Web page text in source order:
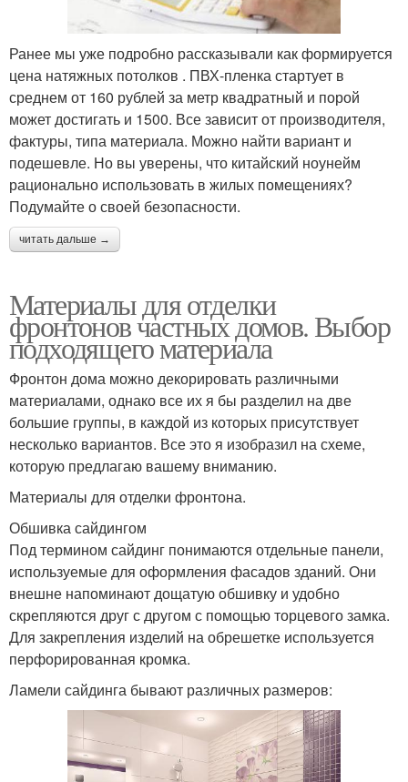
Ранее мы уже подробно рассказывали как формируется
цена натяжных потолков . ПВХ-пленка стартует в
среднем от 160 рублей за метр квадратный и порой
может достигать и 1500. Все зависит от производителя,
фактуры, типа материала. Можно найти вариант и
подешевле. Но вы уверены, что китайский ноунейм
рационально использовать в жилых помещениях?
Подумайте о своей безопасности.
читать дальше →
Материалы для отделки
фронтонов частных домов. Выбор
подходящего материала
Фронтон дома можно декорировать различными
материалами, однако все их я бы разделил на две
большие группы, в каждой из которых присутствует
несколько вариантов. Все это я изобразил на схеме,
которую предлагаю вашему вниманию.
Материалы для отделки фронтона.
Обшивка сайдингом
Под термином сайдинг понимаются отдельные панели,
используемые для оформления фасадов зданий. Они
внешне напоминают дощатую обшивку и удобно
скрепляются друг с другом с помощью торцевого замка.
Для закрепления изделий на обрешетке используется
перфорированная кромка.
Ламели сайдинга бывают различных размеров: